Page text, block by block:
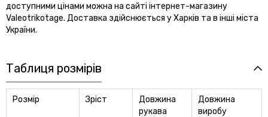
доступними цінами можна на сайті інтернет-магазину
Valeotrikotage. Доставка здійснюється у Харків та в інші міста
України.
Таблиця розмірів
Розмір Зріст
Довжина
рукава
Довжина
виробу